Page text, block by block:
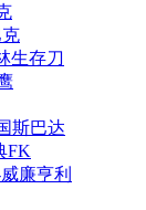
生存刀
斯巴达
FK
廉亨利